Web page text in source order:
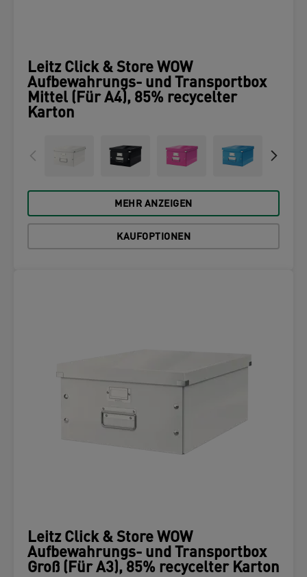
Leitz Click & Store WOW
Aufbewahrungs- und Transportbox
Mittel (Für A4), 85% recycelter
Karton
MEHR ANZEIGEN
KAUFOPTIONEN
Leitz Click & Store WOW
Aufbewahrungs- und Transportbox
Groß (Für A3), 85% recycelter Karton